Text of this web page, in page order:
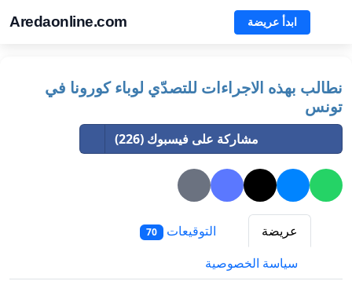
Aredaonline.com ابدأ عريضة
نطالب بهذه الاجراءات للتصدّي لوباء كورونا في
تونس
مشاركة على فيسبوك (226)
عريضة التوقيعات 70
سياسة الخصوصية